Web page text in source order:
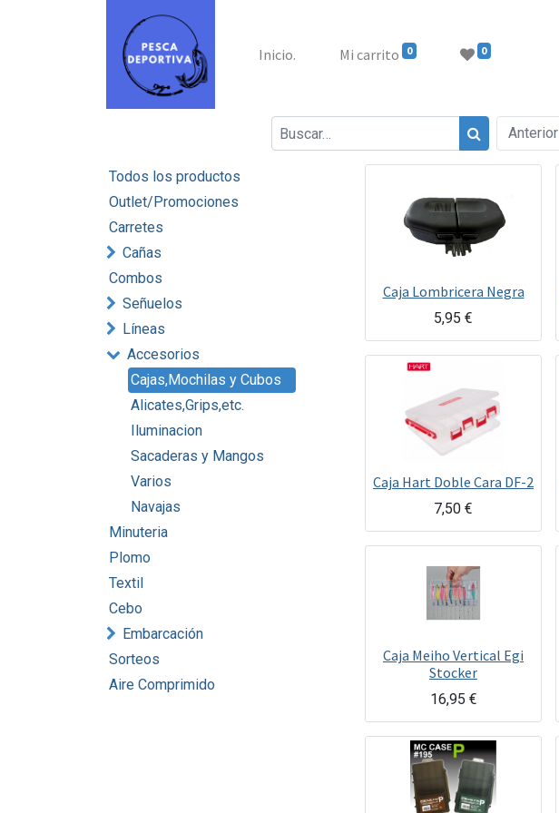
Inicio. Mi carrito 0 0
Anterior
Todos los productos
Outlet/Promociones
Carretes
Cañas
Combos
Señuelos
Líneas
Accesorios
Cajas,Mochilas y Cubos
Alicates,Grips,etc.
Iluminacion
Sacaderas y Mangos
Varios
Navajas
Minuteria
Plomo
Textil
Cebo
Embarcación
Sorteos
Aire Comprimido
Caja Lombricera Negra
5,95 €
Caja Hart Doble Cara DF-2
7,50 €
Caja Meiho Vertical Egi
Stocker
16,95 €